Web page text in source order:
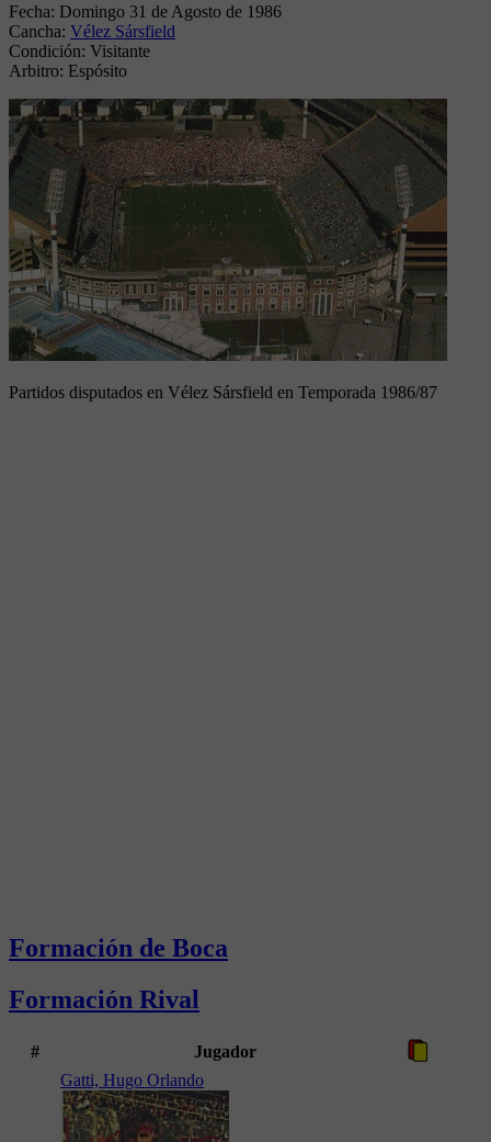
Fecha: Domingo 31 de Agosto de 1986
Cancha: Vélez Sársfield
Condición: Visitante
Arbitro: Espósito
Partidos disputados en Vélez Sársfield en Temporada 1986/87
Formación de Boca
Formación Rival
#
Jugador
Gatti, Hugo Orlando